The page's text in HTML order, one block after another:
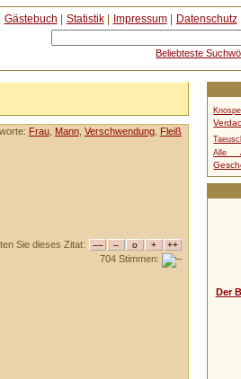
Frau, Mann, Verschwendung, Fleiß
Sie dieses Zitat:
704 Stimmen:
Knospe
Alle
Der
Gästebuch | Statistik| Impressum| Datenschutz|
Beliebteste